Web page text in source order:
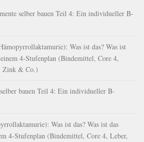
selber bauen Teil 4: Ein individueller B-
Was ist das? Was ist
4-Stufenplan (Bindemittel, Core 4,
Zink & Co.)
bauen Teil 4: Ein individueller B-
Was ist das? Was ist das
4-Stufenplan (Bindemittel, Core 4, Leber,